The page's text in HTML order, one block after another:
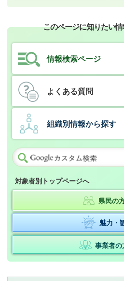
このページに知りたい
情報検索ページ
よくある質問
組織別情報から探す
対象者別トップページへ
県民の
魅力・
事業者の